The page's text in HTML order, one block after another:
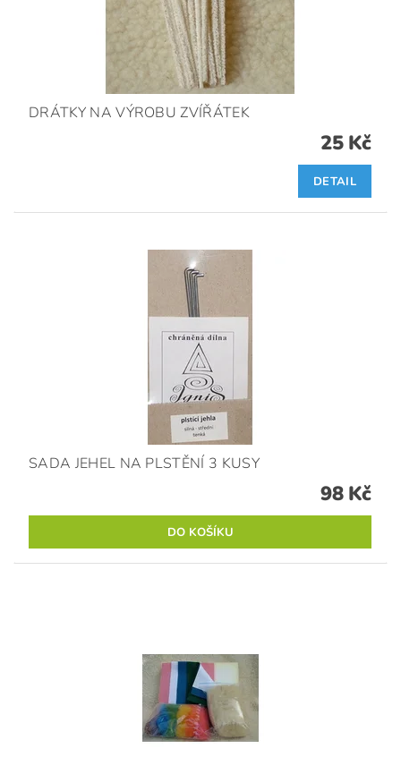
DRÁTKY NA VÝROBU ZVÍŘÁTEK
25 Kč
DETAIL
SADA JEHEL NA PLSTĚNÍ 3 KUSY
98 Kč